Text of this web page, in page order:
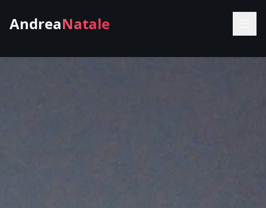
AndreaNatale